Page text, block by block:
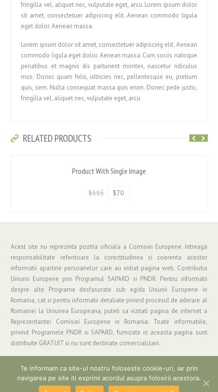
fringilla vel, aliquet nec, vulputate eget, arcu. Lorem ipsum dolor
sit amet, consectetuer adipiscing elit. Aenean commodo ligula
eget dolor. Aenean massa.
Lorem ipsum dolor sit amet, consectetuer adipiscing elit. Aenean
commodo ligula eget dolor. Aenean massa. Cum sociis natoque
penatibus et magnis dis parturient montes, nascetur ridiculus
mus. Donec quam felis, ultricies nec, pellentesque eu, pretium
quis, sem. Nulla consequat massa quis enim. Donec pede justo,
fringilla vel, aliquet nec, vulputate eget, arcu.
RELATED PRODUCTS
Product With Single Image
$115 $70
Acest site nu reprezinta pozitia oficiala a Comisiei Europene. Intreaga
responsabilitate referitoare la corectitudinea si coerenta acestor
informatii apartine persoanelor care au initiat pagina web. Contributia
Uniunii Europene prin Programul SAPARD si PNDR. Pentru informatii
despre alte Programe desfasurate sub egida Uniunii Europene in
Romania, cat si pentru informatii detaliate privind procesul de aderare al
Romaniei la Uniunea Europeana, puteti sa vizitati pagina de internet a
Reprezentantei Comisiei Europene in Romania. Toate informatiile,
privind Programele PNDR si SAPARD, furnizate in aceasta pagina sunt
distribuite GRATUIT si nu sunt destinate comercializarii.
Copyright © 2019 Asociatia "Grup de Actiune Locala Parang" | Informatii si
Suport: gal_parang@yahoo.com
Te informam ca site-ul nostru foloseste cookie-uri, iar prin
navigarea pe site iti exprimi acordul asupra folosirii acestora.